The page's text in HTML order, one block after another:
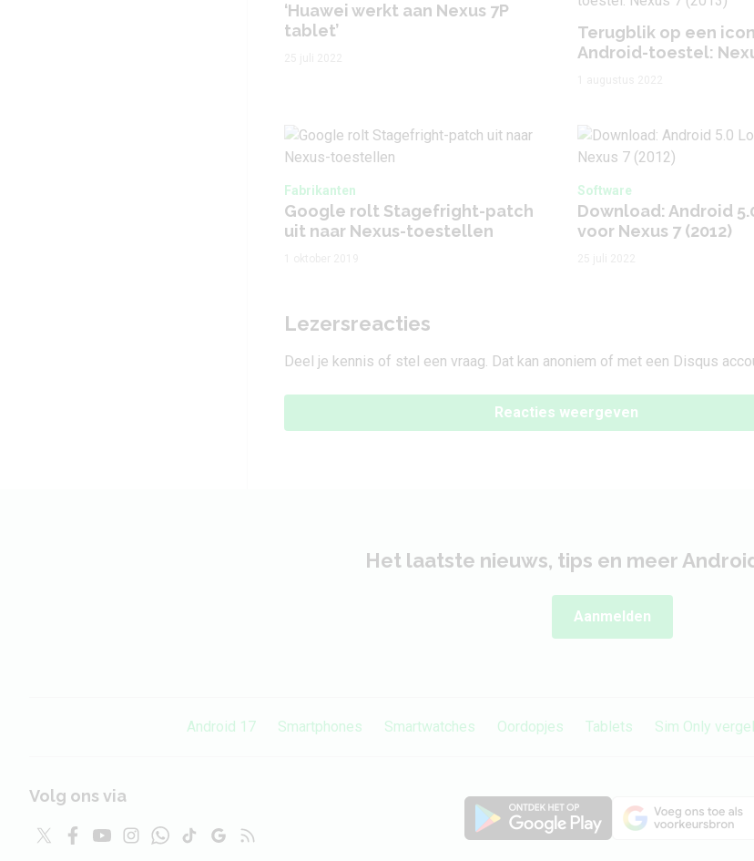
‘Huawei werkt aan Nexus 7P
tablet’
Terugblik op een
Android-toestel:
Fabrikanten
Google rolt Stagefright-patch
uit naar Nexus-toestellen
Software
Download: Android
voor Nexus 7 (2012)
Lezersreacties
Deel je kennis of stel een vraag. Dat kan anoniem of met een Disqus
Reacties weergeven
Het laatste nieuws, tips en meer
Aanmelden
Android 17 Smartphones Smartwatches Oordopjes Tablets Sim Only
Volg ons via